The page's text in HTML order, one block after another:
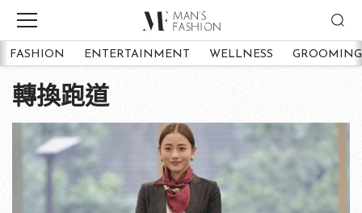
FASHION ENTERTAINMENT WELLNESS GROOMING
轉換跑道